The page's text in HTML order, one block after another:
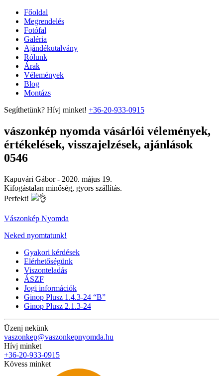
Főoldal
Megrendelés
Fotófal
Galéria
Ajándékutalvány
Rólunk
Árak
Vélemények
Blog
Montázs
Segíthetünk? Hívj minket! +36-20-933-0915
vászonkép nyomda vásárlói vélemények,
értékelések, visszajelzések, ajánlások
0546
Kapuvári Gábor - 2020. május 19.
Kifogástalan minőség, gyors szállítás.
Perfekt!
Vászonkép Nyomda
Neked nyomtatunk!
Gyakori kérdések
Elérhetőségünk
Viszonteladás
ÁSZF
Jogi információk
Ginop Plusz 1.4.3-24 “B”
Ginop Plusz 2.1.3-24
Üzenj nekünk
vaszonkep@vaszonkepnyomda.hu
Hívj minket
+36-20-933-0915
Kövess minket